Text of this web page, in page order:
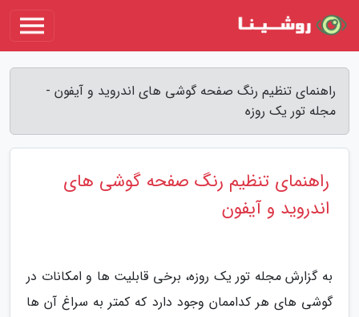
راهنمای تنظیم رنگ صفحه گوشی های اندروید و آیفون -
مجله تور یک روزه
راهنمای تنظیم رنگ صفحه گوشی های
اندروید و آیفون
به گزارش مجله تور یک روزه، برخی قابلیت ها و امکانات در
گوشی های هر کداممان وجود دارد که کمتر به سراغ آن ها